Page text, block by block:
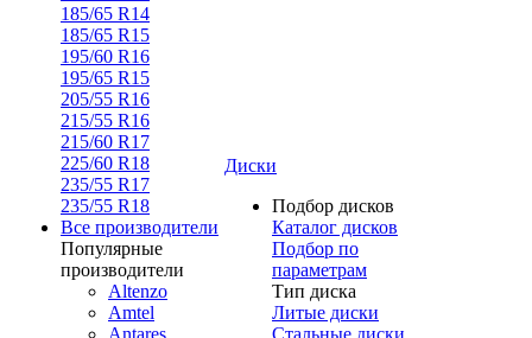
185/65 R14
185/65 R15
195/60 R16
195/65 R15
205/55 R16
215/55 R16
215/60 R17
225/60 R18
235/55 R17
235/55 R18
Все производители
Популярные
производители
Altenzo
Amtel
Antares
Диски
Подбор дисков
Каталог дисков
Подбор по
параметрам
Тип диска
Литые диски
Стальные диски